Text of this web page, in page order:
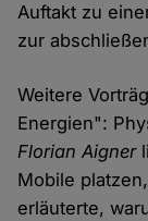
Auftakt zu
zur
Weitere
Energien":
Florian Aigner
Mobile
erläuterte,